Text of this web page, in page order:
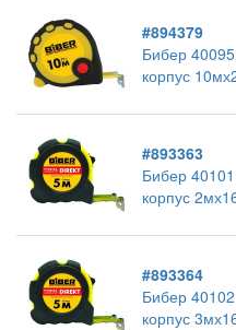
#894379
Бибер
корпус
#893363
Бибер
корпус
#893364
Бибер
корпус